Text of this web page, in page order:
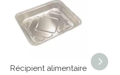
9 × 9 pouces carrés